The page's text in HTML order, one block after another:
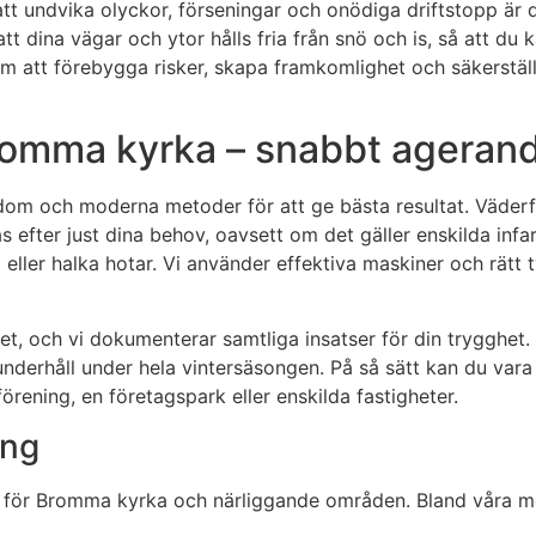
undvika olyckor, förseningar och onödiga driftstopp
dina vägar och ytor hålls fria från snö och is, så att du
att förebygga risker, skapa framkomlighet och
kyrka – snabbt
och moderna metoder för att ge bästa resultat.
efter just dina behov, oavsett om det gäller enskilda
halka hotar. Vi använder effektiva maskiner och
och vi dokumenterar samtliga insatser för din
under hela vintersäsongen. På så sätt kan du
en företagspark eller enskilda fastigheter.
Bromma kyrka och närliggande områden. Bland våra